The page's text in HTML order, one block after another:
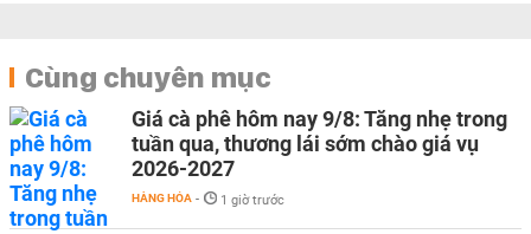
Cùng chuyên mục
Giá cà phê hôm nay 9/8: Tăng nhẹ trong
tuần qua, thương lái sớm chào giá vụ
2026-2027
HÀNG HÓA - 1 giờ trước